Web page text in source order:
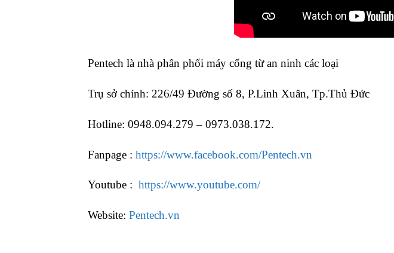
Pentech là nhà phân phối máy cổng từ an ninh các loại
Trụ sở chính: 226/49 Đường số 8, P.Linh Xuân, Tp.Thủ Đức
Hotline: 0948.094.279 – 0973.038.172.
Fanpage : https://www.facebook.com/Pentech.vn
Youtube : https://www.youtube.com/
Website: Pentech.vn